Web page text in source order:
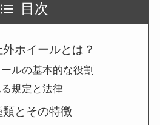
目次
ホイールとは？
ルの基本的な役割
規定と法律
とその特徴